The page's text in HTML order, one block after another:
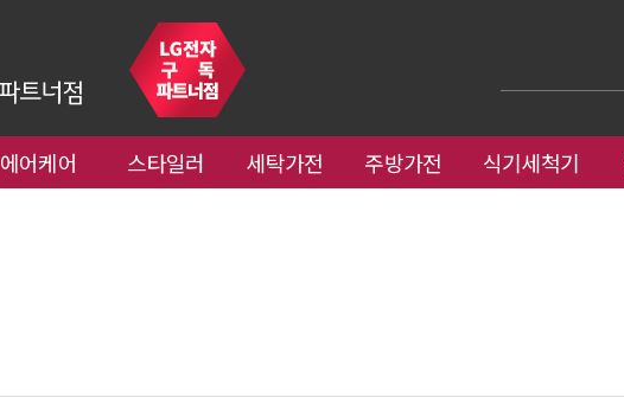
에어케어 스타일러 세탁가전 주방가전 식기세척기